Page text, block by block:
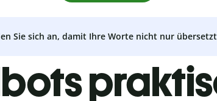
Sie sich an, damit Ihre Worte nicht nur